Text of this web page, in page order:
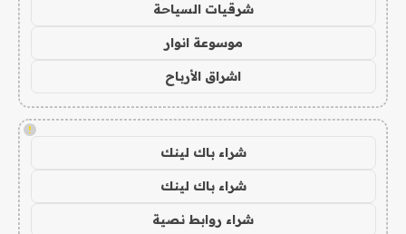
شرقيات السياحة
موسوعة انوار
اشراق الأرباح
!
شراء باك لينك
شراء باك لينك
شراء روابط نصية